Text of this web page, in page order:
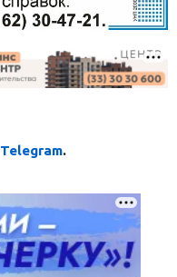
Telegram.